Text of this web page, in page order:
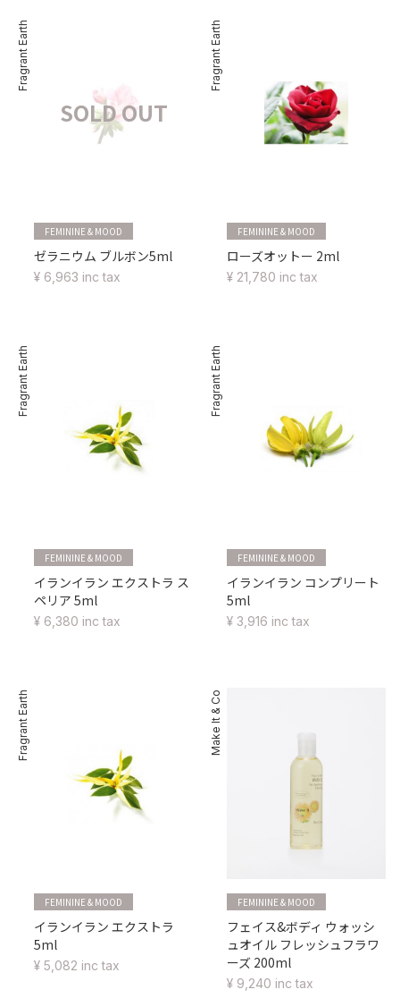
Fragrant Earth
SOLD OUT
FEMININE & MOOD
ゼラニウム ブルボン5ml
¥ 6,963 inc tax
Fragrant Earth
FEMININE & MOOD
ローズオットー 2ml
¥ 21,780 inc tax
Fragrant Earth
FEMININE & MOOD
イランイラン エクストラ ス
ペリア 5ml
¥ 6,380 inc tax
Fragrant Earth
FEMININE & MOOD
イランイラン コンプリート
5ml
¥ 3,916 inc tax
Fragrant Earth
FEMININE & MOOD
イランイラン エクストラ
5ml
¥ 5,082 inc tax
Make It & Co
FEMININE & MOOD
フェイス&ボディ ウォッシ
ュオイル フレッシュフラワ
ーズ 200ml
¥ 9,240 inc tax